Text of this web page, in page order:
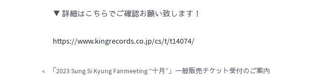
▼ 詳細はこちらでご確認お願い致します！
https://www.kingrecords.co.jp/cs/t/t14074/
« 「2023 Sung Si Kyung Fanmeeting “十月”」一般販売チケット受付のご案内